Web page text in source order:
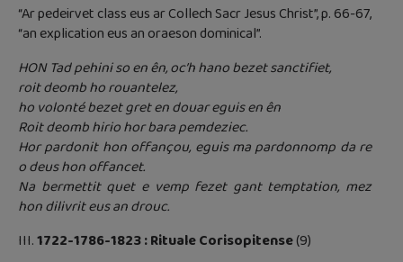
“Ar pedeirvet class eus ar Collech Sacr Jesus Christ”, p. 66-67,
“an explication eus an oraeson dominical”.
HON Tad pehini so en ên, oc’h hano bezet sanctifiet,
roit deomb ho rouantelez,
ho volonté bezet gret en douar eguis en ên
Roit deomb hirio hor bara pemdeziec.
Hor pardonit hon offançou, eguis ma pardonnomp da re
o deus hon offancet.
Na bermettit quet e vemp fezet gant temptation, mez
hon dilivrit eus an drouc.
III.1722-1786-1823 : Rituale Corisopitense(9)